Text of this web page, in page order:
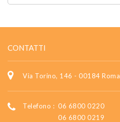
CONTATTI
Via Torino, 146 - 00184 Roma
Telefono : 06 6800 0220
06 6800 0219